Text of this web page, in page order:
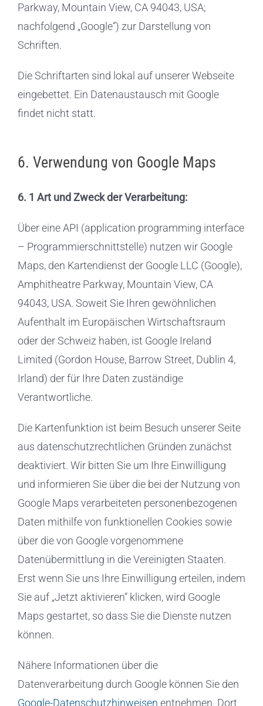
Parkway, Mountain View, CA 94043, USA;
nachfolgend „Google“) zur Darstellung von
Schriften.
Die Schriftarten sind lokal auf unserer Webseite
eingebettet. Ein Datenaustausch mit Google
findet nicht statt.
6. Verwendung von Google Maps
6. 1 Art und Zweck der Verarbeitung:
Über eine API (application programming interface
– Programmierschnittstelle) nutzen wir Google
Maps, den Kartendienst der Google LLC (Google),
Amphitheatre Parkway, Mountain View, CA
94043, USA. Soweit Sie Ihren gewöhnlichen
Aufenthalt im Europäischen Wirtschaftsraum
oder der Schweiz haben, ist Google Ireland
Limited (Gordon House, Barrow Street, Dublin 4,
Irland) der für Ihre Daten zuständige
Verantwortliche.
Die Kartenfunktion ist beim Besuch unserer Seite
aus datenschutzrechtlichen Gründen zunächst
deaktiviert. Wir bitten Sie um Ihre Einwilligung
und informieren Sie über die bei der Nutzung von
Google Maps verarbeiteten personenbezogenen
Daten mithilfe von funktionellen Cookies sowie
über die von Google vorgenommene
Datenübermittlung in die Vereinigten Staaten.
Erst wenn Sie uns Ihre Einwilligung erteilen, indem
Sie auf „Jetzt aktivieren“ klicken, wird Google
Maps gestartet, so dass Sie die Dienste nutzen
können.
Nähere Informationen über die
Datenverarbeitung durch Google können Sie den
Google-Datenschutzhinweisen entnehmen. Dort